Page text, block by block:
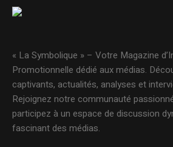
« La Symbolique » – Votre Magazine
Promotionnelle dédié aux médias.
captivants, actualités, analyses et
Rejoignez notre communauté
participez à un espace de discussion
fascinant des médias.